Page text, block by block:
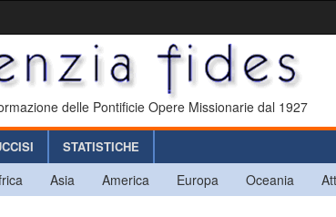
delle Pontificie Opere Missionarie dal 1927
STATISTICHE
Asia America Europa Oceania